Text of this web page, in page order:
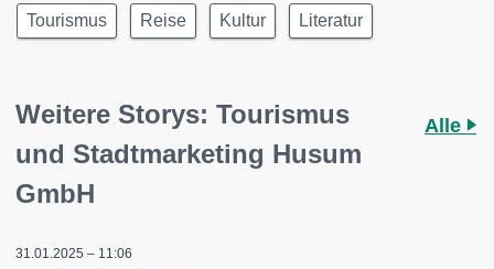
Tourismus Reise Kultur Literatur
Weitere Storys: Tourismus
und Stadtmarketing Husum
GmbH
Alle
31.01.2025 – 11:06